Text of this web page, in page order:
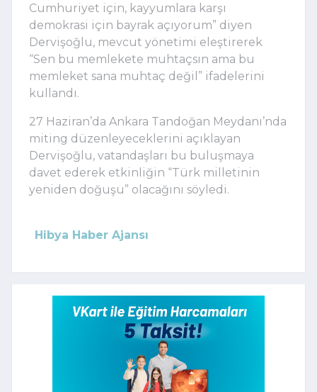
Cumhuriyet için, kayyumlara karşı
demokrasi için bayrak açıyorum” diyen
Dervişoğlu, mevcut yönetimi eleştirerek
“Sen bu memlekete muhtaçsın ama bu
memleket sana muhtaç değil” ifadelerini
kullandı.
27 Haziran’da Ankara Tandoğan Meydanı’nda
miting düzenleyeceklerini açıklayan
Dervişoğlu, vatandaşları bu buluşmaya
davet ederek etkinliğin “Türk milletinin
yeniden doğuşu” olacağını söyledi.
Hibya Haber Ajansı